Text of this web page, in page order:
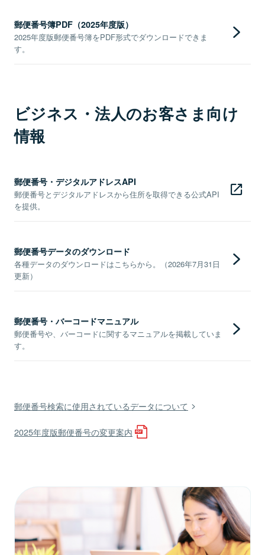
郵便番号簿PDF（2025年度版）
2025年度版郵便番号簿をPDF形式でダウンロードできま
す。
ビジネス・法人のお客さま向け
情報
郵便番号・デジタルアドレスAPI
郵便番号とデジタルアドレスから住所を取得できる公式API
を提供。
郵便番号データのダウンロード
各種データのダウンロードはこちらから。（2026年7月31日
更新）
郵便番号・バーコードマニュアル
郵便番号や、バーコードに関するマニュアルを掲載していま
す。
郵便番号検索に使用されているデータについて
2025年度版郵便番号の変更案内